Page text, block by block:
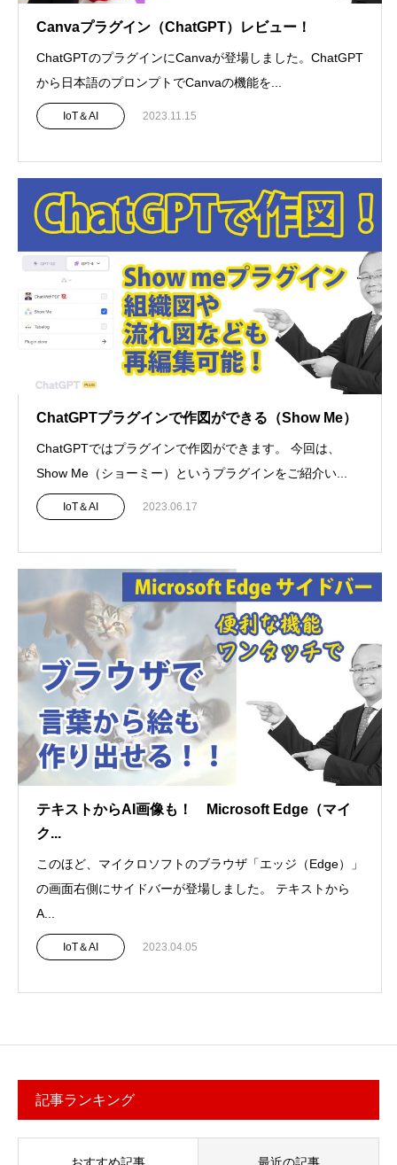
Canvaプラグイン（ChatGPT）レビュー！
ChatGPTのプラグインにCanvaが登場しました。ChatGPT
から日本語のプロンプトでCanvaの機能を...
IoT＆AI 2023.11.15
ChatGPTプラグインで作図ができる（Show Me）
ChatGPTではプラグインで作図ができます。 今回は、
Show Me（ショーミー）というプラグインをご紹介い...
IoT＆AI 2023.06.17
テキストからAI画像も！ Microsoft Edge（マイ
ク...
このほど、マイクロソフトのブラウザ「エッジ（Edge）」
の画面右側にサイドバーが登場しました。 テキストから
A...
IoT＆AI 2023.04.05
記事ランキング
おすすめ記事 最近の記事